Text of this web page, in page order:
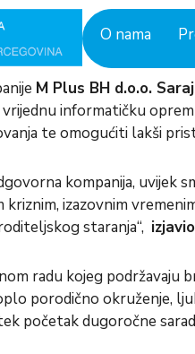
O nama
M Plus BH d.o.o.
informatičku
te omogućiti lakši
kompanija, uvijek
kriznim, izazovnim
staranja“,
radu kojeg podržavaju
porodično okruženje,
početak dugoročne